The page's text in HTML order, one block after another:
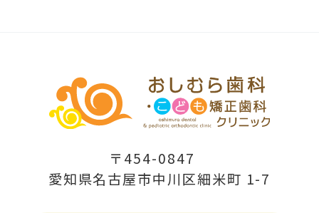
〒454-0847
愛知県名古屋市中川区細米町 1-7